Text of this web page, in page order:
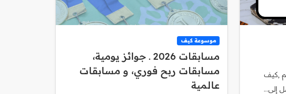
,كيف
إلى...
موسوعة كيف
مسابقات 2026 ـ جوائز يومية،
مسابقات ربح فوري، و مسابقات
عالمية